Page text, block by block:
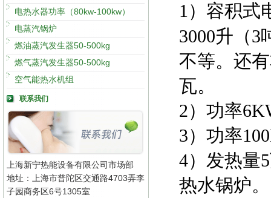
电热水器功率（80kw-100kw）
电蒸汽锅炉
燃油蒸汽发生器50-500kg
燃气蒸汽发生器50-500kg
空气能热水机组
联系我们
上海新宁热能设备有限公司市场部
地址：上海市普陀区交通路4703弄李
子园商务区6号1305室
1）容积式
3000升（3
不等。还
瓦。
2）功率
3）功率
4）发热量
热水锅炉。